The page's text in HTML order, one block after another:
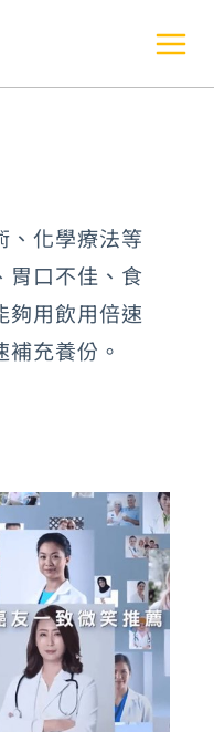
、化學療法等
胃口不佳、食
夠用飲用倍速
充養份。